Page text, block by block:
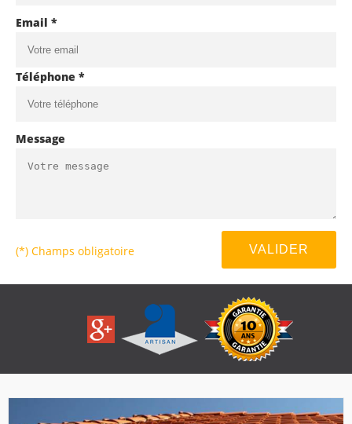
Email *
Téléphone *
Message
(*) Champs obligatoire